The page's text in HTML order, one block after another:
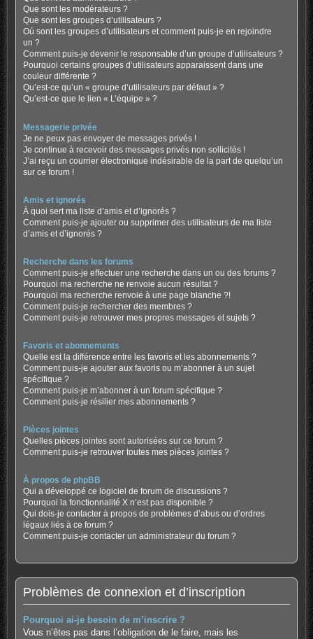
Que sont les modérateurs ?
Que sont les groupes d’utilisateurs ?
Où sont les groupes d’utilisateurs et comment puis-je en rejoindre
un ?
Comment puis-je devenir le responsable d’un groupe d’utilisateurs ?
Pourquoi certains groupes d’utilisateurs apparaissent dans une
couleur différente ?
Qu’est-ce qu’un « groupe d’utilisateurs par défaut » ?
Qu’est-ce que le lien « L’équipe » ?
Messagerie privée
Je ne peux pas envoyer de messages privés !
Je continue à recevoir des messages privés non sollicités !
J’ai reçu un courrier électronique indésirable de la part de quelqu’un
sur ce forum !
Amis et ignorés
À quoi sert ma liste d’amis et d’ignorés ?
Comment puis-je ajouter ou supprimer des utilisateurs de ma liste
d’amis et d’ignorés ?
Recherche dans les forums
Comment puis-je effectuer une recherche dans un ou des forums ?
Pourquoi ma recherche ne renvoie aucun résultat ?
Pourquoi ma recherche renvoie à une page blanche ?!
Comment puis-je rechercher des membres ?
Comment puis-je retrouver mes propres messages et sujets ?
Favoris et abonnements
Quelle est la différence entre les favoris et les abonnements ?
Comment puis-je ajouter aux favoris ou m’abonner à un sujet
spécifique ?
Comment puis-je m’abonner à un forum spécifique ?
Comment puis-je résilier mes abonnements ?
Pièces jointes
Quelles pièces jointes sont autorisées sur ce forum ?
Comment puis-je retrouver toutes mes pièces jointes ?
À propos de phpBB
Qui a développé ce logiciel de forum de discussions ?
Pourquoi la fonctionnalité X n’est pas disponible ?
Qui dois-je contacter à propos de problèmes d’abus ou d’ordres
légaux liés à ce forum ?
Comment puis-je contacter un administrateur du forum ?
Problèmes de connexion et d’inscription
Pourquoi ai-je besoin de m’inscrire ?
Vous n’êtes pas dans l’obligation de le faire, mais les